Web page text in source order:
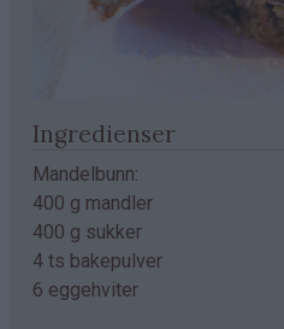
Ingredienser
Mandelbunn:
400 g mandler
400 g sukker
4 ts bakepulver
6 eggehviter